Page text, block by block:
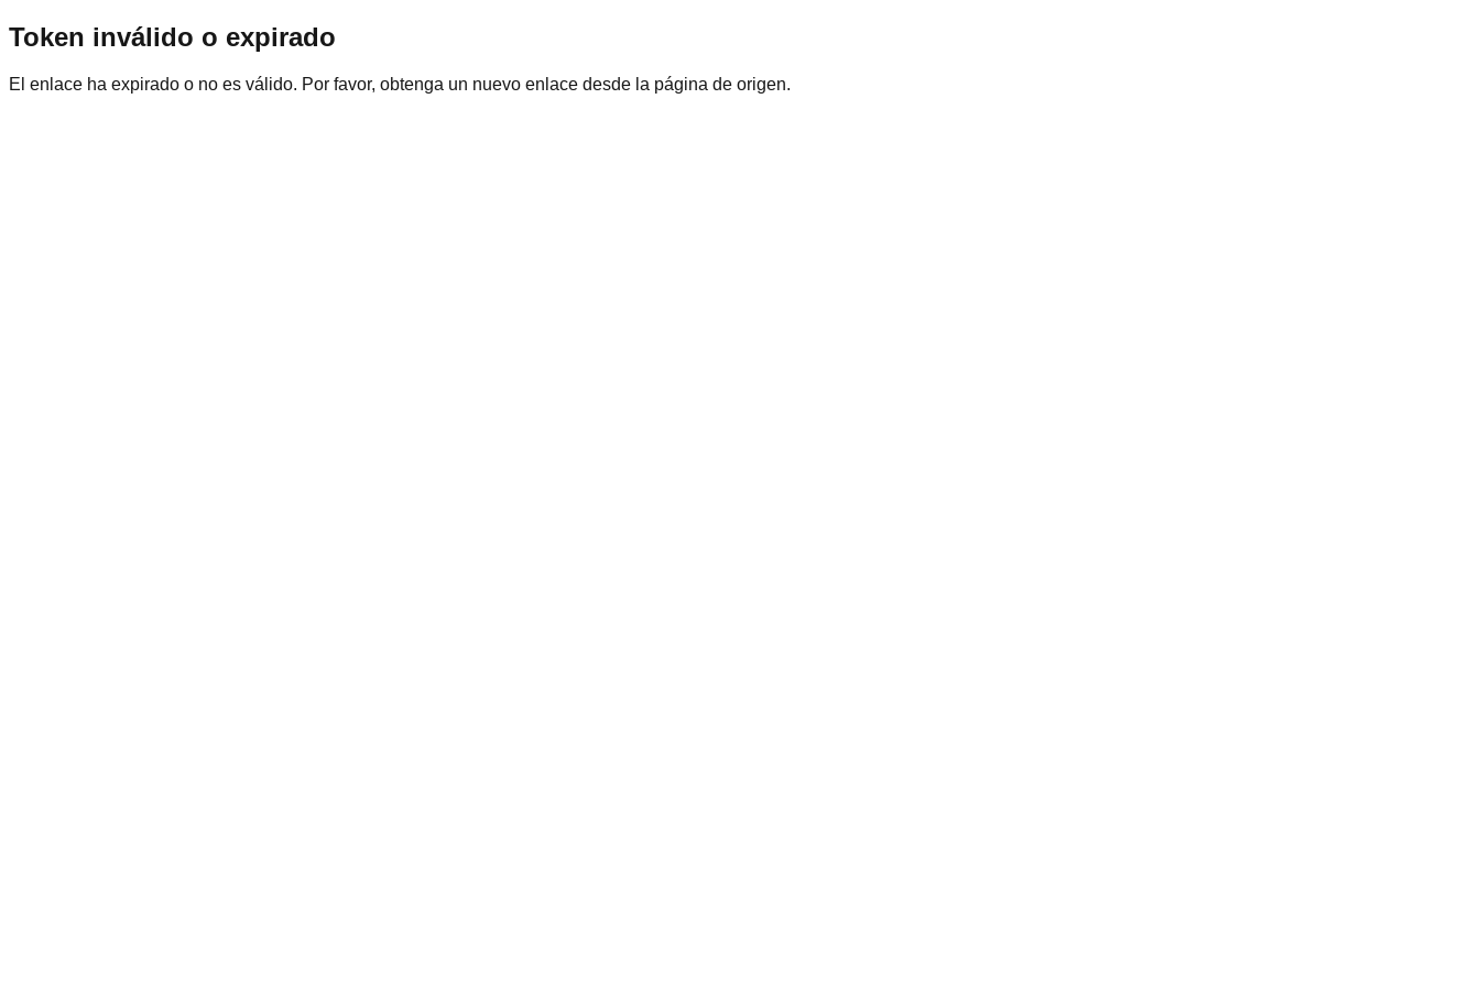
Token inválido o expirado
El enlace ha expirado o no es válido. Por favor, obtenga un nuevo enlace desde la página de origen.